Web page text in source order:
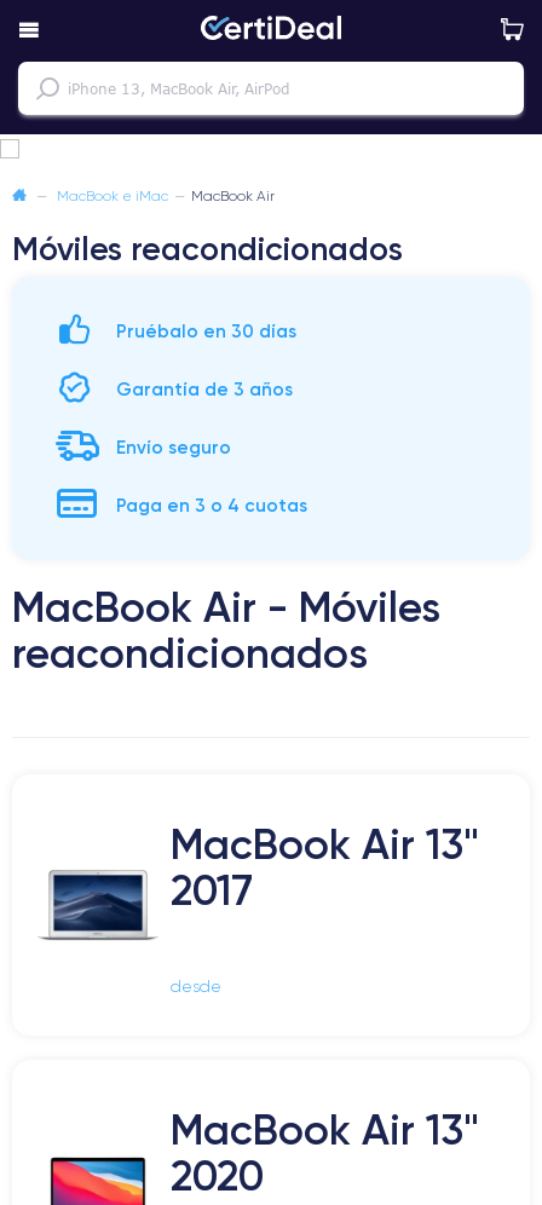
— MacBook e iMac — MacBook Air
Móviles reacondicionados
Pruébalo en 30 días
Garantía de 3 años
Envío seguro
Paga en 3 o 4 cuotas
MacBook Air - Móviles
reacondicionados
MacBook Air 13"
2017
desde
MacBook Air 13"
2020